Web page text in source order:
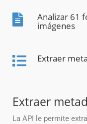
Analizar 61
imágenes
Extraer
Extraer
La API le permite